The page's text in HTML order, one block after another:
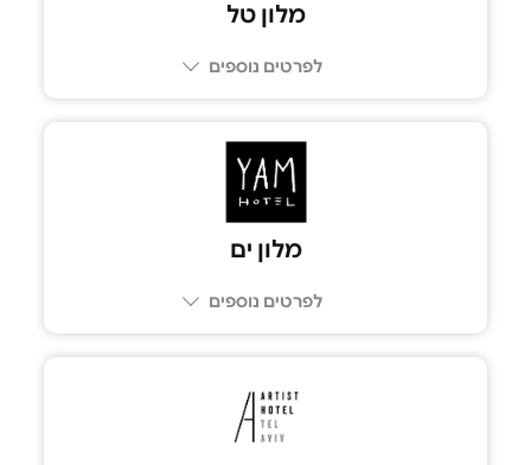
מלון טל
לפרטים נוספים
מלון ים
לפרטים נוספים